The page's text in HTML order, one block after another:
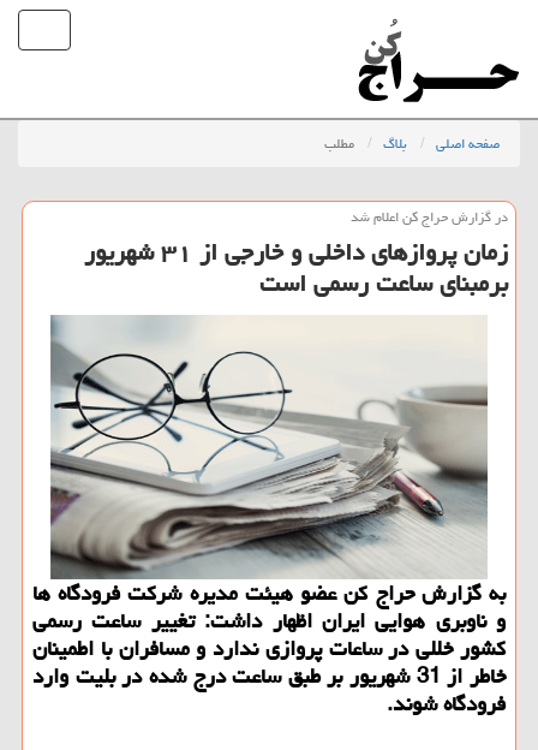
صفحه اصلی بلاگ مطلب
در گزارش حراج كن اعلام شد
زمان پروازهای داخلی و خارجی از ۳۱ شهریور
برمبنای ساعت رسمی است
به گزارش حراج كن عضو هیئت مدیره شركت فرودگاه ها
و ناوبری هوایی ایران اظهار داشت: تغییر ساعت رسمی
كشور خللی در ساعات پروازی ندارد و مسافران با اطمینان
خاطر از 31 شهریور بر طبق ساعت درج شده در بلیت وارد
فرودگاه شوند.